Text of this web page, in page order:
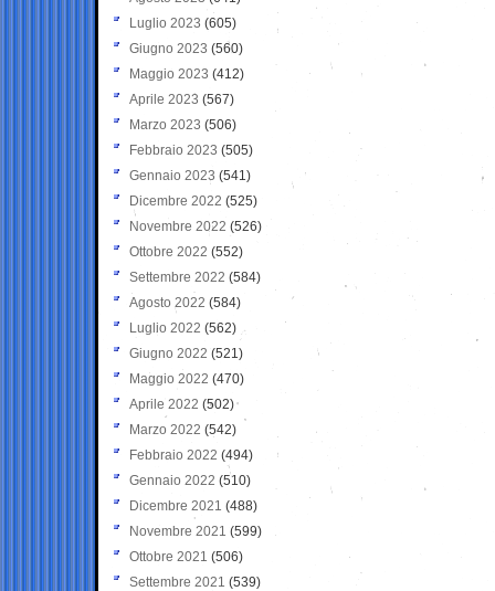
Luglio 2023 (605)
Giugno 2023 (560)
Maggio 2023 (412)
Aprile 2023 (567)
Marzo 2023 (506)
Febbraio 2023 (505)
Gennaio 2023 (541)
Dicembre 2022 (525)
Novembre 2022 (526)
Ottobre 2022 (552)
Settembre 2022 (584)
Agosto 2022 (584)
Luglio 2022 (562)
Giugno 2022 (521)
Maggio 2022 (470)
Aprile 2022 (502)
Marzo 2022 (542)
Febbraio 2022 (494)
Gennaio 2022 (510)
Dicembre 2021 (488)
Novembre 2021 (599)
Ottobre 2021 (506)
Settembre 2021 (539)